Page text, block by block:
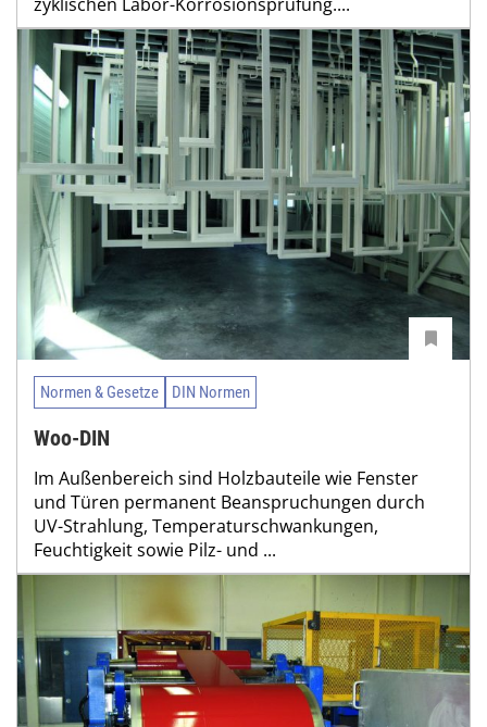
Normen & Gesetze DIN Normen
Woo-DIN
Im Außenbereich sind Holzbauteile wie Fenster
und Türen permanent Beanspruchungen durch
UV-Strahlung, Temperaturschwankungen,
Feuchtigkeit sowie Pilz- und ...